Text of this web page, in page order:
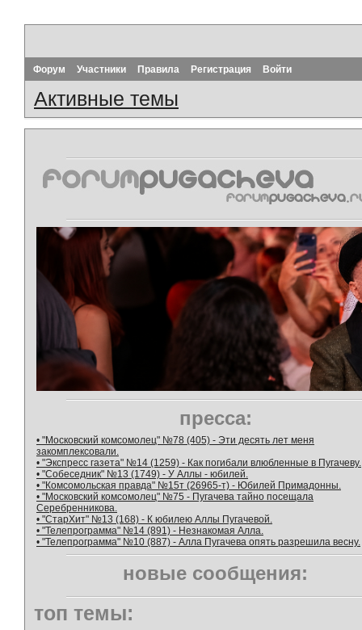
Форум Участники Правила Регистрация Войти
Активные темы
пресса:
• "Московский комсомолец" №78 (405) - Эти десять лет меня
закомплексовали.
• "Экспресс газета" №14 (1259) - Как погибали влюбленные в Пугачеву.
• "Собеседник" №13 (1749) - У Аллы - юбилей.
• "Комсомольская правда" №15т (26965-т) - Юбилей Примадонны.
• "Московский комсомолец" №75 - Пугачева тайно посещала
Серебренникова.
• "СтарХит" №13 (168) - К юбилею Аллы Пугачевой.
• "Телепрограмма" №14 (891) - Незнакомая Алла.
• "Телепрограмма" №10 (887) - Алла Пугачева опять разрешила весну.
новые сообщения:
топ темы: